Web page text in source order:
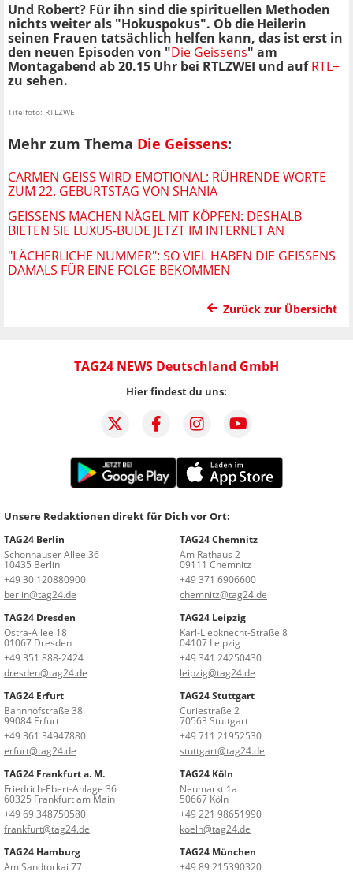
Und Robert? Für ihn sind die spirituellen Methoden
nichts weiter als "Hokuspokus". Ob die Heilerin
seinen Frauen tatsächlich helfen kann, das ist erst in
den neuen Episoden von "Die Geissens" am
Montagabend ab 20.15 Uhr bei RTLZWEI und aufRTL+
zu sehen.
Titelfoto: RTLZWEI
Mehr zum Thema Die Geissens:
CARMEN GEISS WIRD EMOTIONAL: RÜHRENDE WORTE
ZUM 22. GEBURTSTAG VON SHANIA
GEISSENS MACHEN NÄGEL MIT KÖPFEN: DESHALB
BIETEN SIE LUXUS-BUDE JETZT IM INTERNET AN
"LÄCHERLICHE NUMMER": SO VIEL HABEN DIE GEISSENS
DAMALS FÜR EINE FOLGE BEKOMMEN
Zurück zur Übersicht
TAG24 NEWS Deutschland GmbH
Hier findest du uns:
Unsere Redaktionen direkt für Dich vor Ort:
TAG24 Berlin
Schönhauser Allee 36
10435 Berlin
+49 30 120880900
berlin@tag24.de
TAG24 Chemnitz
Am Rathaus 2
09111 Chemnitz
+49 371 6906600
chemnitz@tag24.de
TAG24 Dresden
Ostra-Allee 18
01067 Dresden
+49 351 888-2424
dresden@tag24.de
TAG24 Leipzig
Karl-Liebknecht-Straße 8
04107 Leipzig
+49 341 24250430
leipzig@tag24.de
TAG24 Erfurt
Bahnhofstraße 38
99084 Erfurt
+49 361 34947880
erfurt@tag24.de
TAG24 Stuttgart
Curiestraße 2
70563 Stuttgart
+49 711 21952530
stuttgart@tag24.de
TAG24 Frankfurt a. M.
Friedrich-Ebert-Anlage 36
60325 Frankfurt am Main
+49 69 348750580
frankfurt@tag24.de
TAG24 Köln
Neumarkt 1a
50667 Köln
+49 221 98651990
koeln@tag24.de
TAG24 Hamburg
Am Sandtorkai 77
TAG24 München
+49 89 215390320